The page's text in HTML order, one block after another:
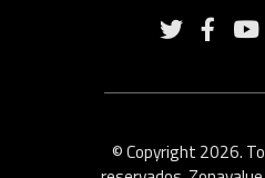
© Copyright 2026.